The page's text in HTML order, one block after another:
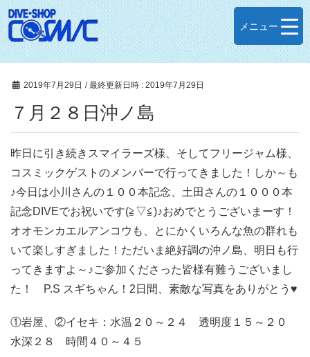
メニュー
2019年7月29日 / 最終更新日時 : 2019年7月29日
７月２８日沖ノ島
昨日に引き続きスマイラーズ様、そしてフリージャム様、
コスミックゲストのメンバーで行ってきました！しか～も
♪今日は小川さんの１００本記念、土田さんの１０００本
記念DIVEでお祝いです(≧▽≦)♪おめでとうございまーす！
オオモンカエルアンコウも、とにかくいろんな魚の群れも
いて楽しすぎました！ただいま絶好調の沖ノ島、明日も行
ってきますよ～♪ご参加くださった皆様有難うございまし
た！ P.S スギちゃん！2日間、素敵な写真をありがとう♥
①岩屋、②イセキ：水温２０～２４ 透明度１５～２０
水深２８ 時間４０～４５